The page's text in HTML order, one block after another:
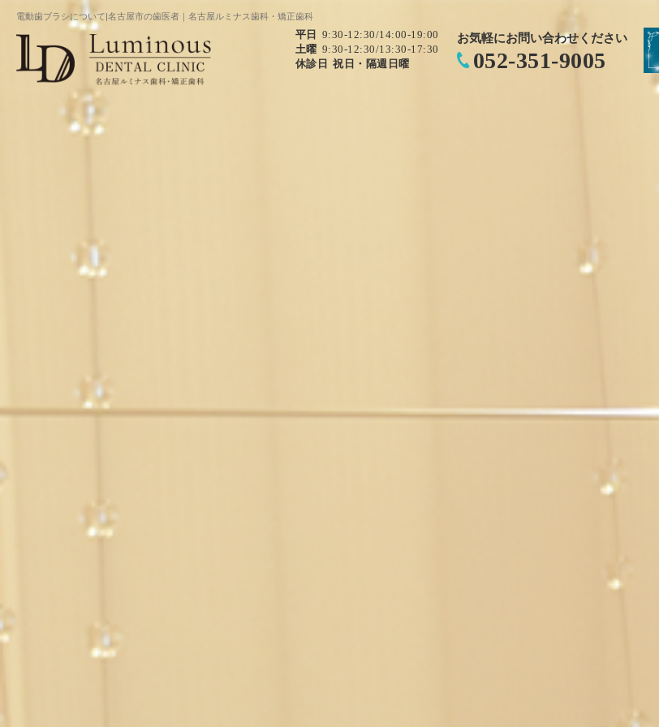
電動歯ブラシについて|名古屋市の歯医者｜名古屋ルミナス歯科・矯正歯科
平日
9:30-12:30/14:00-19:00
土曜 9:30-12:30/13:30-17:30
休診日
祝日・隔週日曜
お気軽にお問い合わせください
052-351-9005